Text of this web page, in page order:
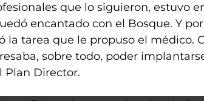
que lo siguieron, estuvo
encantado con el Bosque. Y
la tarea que le propuso el médico.
sobre todo, poder
Plan Director.